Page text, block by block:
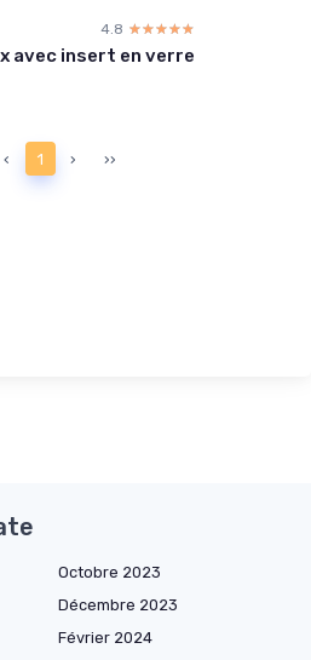
4.8 ☆☆☆☆☆
★★★★★
avec insert en verre
‹ 1 › ››
Octobre 2023
Décembre 2023
Février 2024